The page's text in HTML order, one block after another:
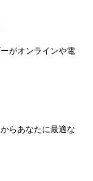
がオンラインや電
らあなたに最適な